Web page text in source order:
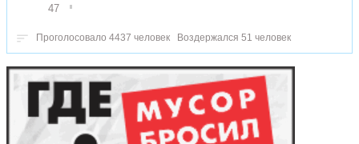
47
Проголосовало 4437 человек Воздержался 51 человек